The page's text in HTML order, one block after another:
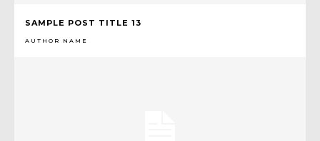
SAMPLE POST TITLE 13
AUTHOR NAME